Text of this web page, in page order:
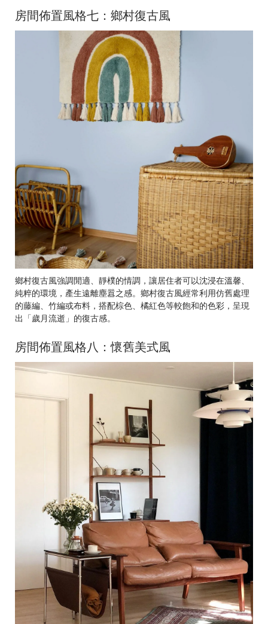
房間佈置風格七：鄉村復古風
鄉村復古風強調閒適、靜樸的情調，讓居住者可以沈浸在溫馨、
純粹的環境，產生遠離塵囂之感。鄉村復古風經常利用仿舊處理
的藤編、竹編或布料，搭配棕色、橘紅色等較飽和的色彩，呈現
出「歲月流逝」的復古感。
房間佈置風格八：懷舊美式風